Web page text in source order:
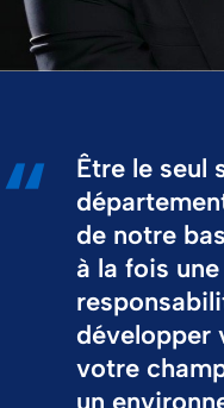
Être le seul
de notre
à la fois
développer
votre